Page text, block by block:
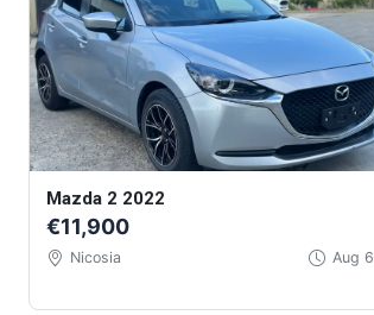
Mazda 2 2022
€11,900
Nicosia Aug 6